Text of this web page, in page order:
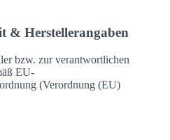
& Herstellerangaben
bzw. zur verantwortlichen
EU-
(Verordnung (EU)